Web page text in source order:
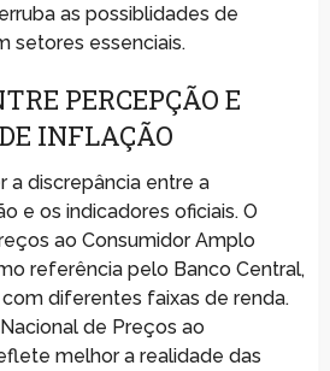
as possiblidades de
setores essenciais.
PERCEPÇÃO E
INFLAÇÃO
a discrepância entre a
e os indicadores oficiais. O
ao Consumidor Amplo
referência pelo Banco Central,
diferentes faixas de renda.
de Preços ao
melhor a realidade das